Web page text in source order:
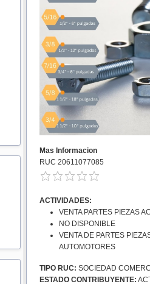
Mas Informacion
RUC 20611077085
ACTIVIDADES:
VENTA PARTES PIEZAS
NO DISPONIBLE
VENTA DE PARTES
AUTOMOTORES
TIPO RUC: SOCIEDAD
ESTADO CONTRIBUYENTE: